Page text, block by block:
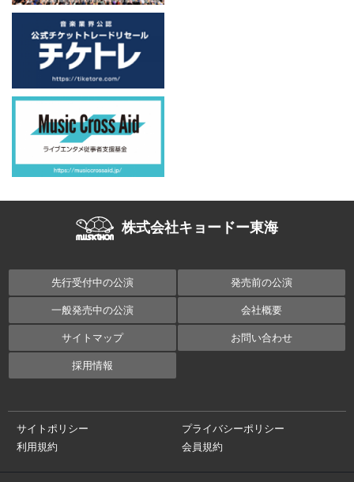
株式会社キョードー東海
先行受付中の公演 発売前の公演
一般発売中の公演 会社概要
サイトマップ お問い合わせ
採用情報
サイトポリシー
プライバシーポリシー
利用規約
会員規約